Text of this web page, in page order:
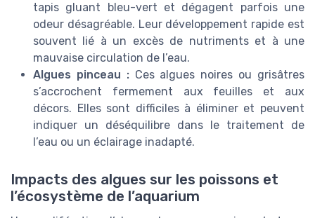
tapis gluant bleu-vert et dégagent parfois une
odeur désagréable. Leur développement rapide est
souvent lié à un excès de nutriments et à une
mauvaise circulation de l’eau.
Algues pinceau :Ces algues noires ou grisâtres
s’accrochent fermement aux feuilles et aux
décors. Elles sont difficiles à éliminer et peuvent
indiquer un déséquilibre dans le traitement de
l’eau ou un éclairage inadapté.
Impacts des algues sur les poissons et
l’écosystème de l’aquarium